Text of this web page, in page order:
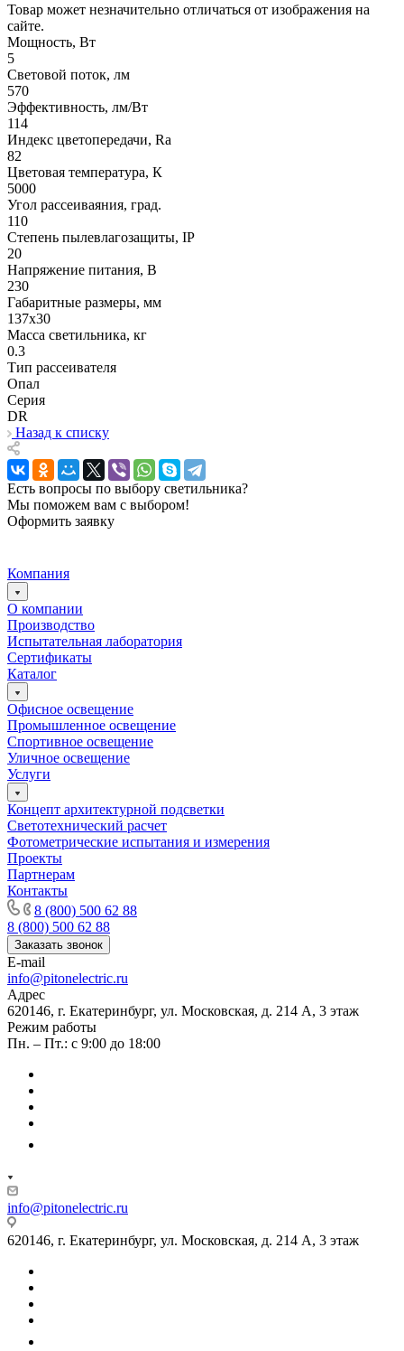
Товар может незначительно отличаться от изображения на
сайте.
Мощность, Вт
5
Световой поток, лм
570
Эффективность, лм/Вт
114
Индекс цветопередачи, Ra
82
Цветовая температура, К
5000
Угол рассеиваяния, град.
110
Степень пылевлагозащиты, IP
20
Напряжение питания, В
230
Габаритные размеры, мм
137x30
Масса светильника, кг
0.3
Тип рассеивателя
Опал
Серия
DR
Назад к списку
Есть вопросы по выбору светильника?
Мы поможем вам с выбором!
Оформить заявку
Компания
О компании
Производство
Испытательная лаборатория
Сертификаты
Каталог
Офисное освещение
Промышленное освещение
Спортивное освещение
Уличное освещение
Услуги
Концепт архитектурной подсветки
Светотехнический расчет
Фотометрические испытания и измерения
Проекты
Партнерам
Контакты
8 (800) 500 62 88
8 (800) 500 62 88
Заказать звонок
E-mail
info@pitonelectric.ru
Адрес
620146, г. Екатеринбург, ул. Московская, д. 214 А, 3 этаж
Режим работы
Пн. – Пт.: с 9:00 до 18:00
info@pitonelectric.ru
620146, г. Екатеринбург, ул. Московская, д. 214 А, 3 этаж